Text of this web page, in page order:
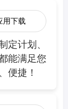
用下载
定计划、
能满足您
便捷！